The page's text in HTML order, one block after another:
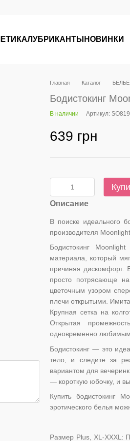
ЛУБРИКАНТЫ НОВИНКИ
Главная Каталог БЕЛЬЕ
Бодистокинг
В наличии Артикул:
639 грн
Описание
В поиске идеального
производителя Moonlight.
Бодистокинг
материала, который
причиняя дискомфорт.
просто потрясающе
цветочным узором
плечи открытыми.
Крупная сетка на
Открытая
одновременно
Бодистокинг — это
тело, и следите за
вариантом для
— короткую юбочку, и
Купить бодистокинг
эротического белья
Размер Plus, XL-XXXL: